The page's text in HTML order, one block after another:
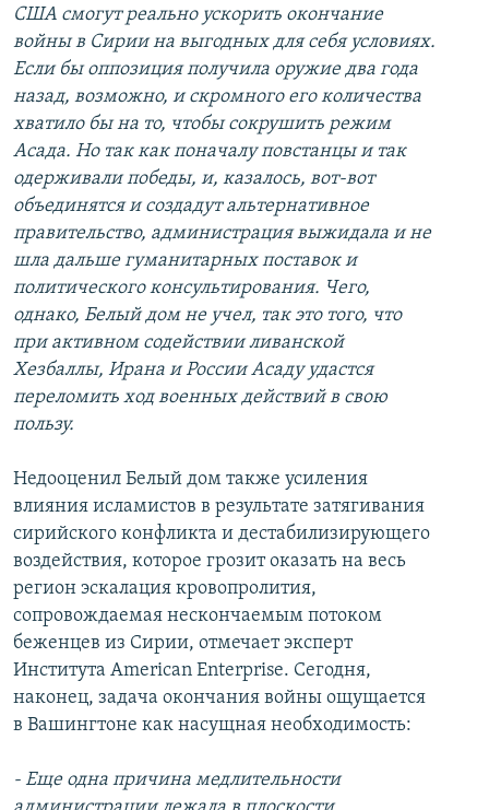
США смогут реально ускорить окончание
войны в Сирии на выгодных для себя условиях.
Если бы оппозиция получила оружие два года
назад, возможно, и скромного его количества
хватило бы на то, чтобы сокрушить режим
Асада. Но так как поначалу повстанцы и так
одерживали победы, и, казалось, вот-вот
объединятся и создадут альтернативное
правительство, администрация выжидала и не
шла дальше гуманитарных поставок и
политического консультирования. Чего,
однако, Белый дом не учел, так это того, что
при активном содействии ливанской
Хезбаллы, Ирана и России Асаду удастся
переломить ход военных действий в свою
пользу.
Недооценил Белый дом также усиления
влияния исламистов в результате затягивания
сирийского конфликта и дестабилизирующего
воздействия, которое грозит оказать на весь
регион эскалация кровопролития,
сопровождаемая нескончаемым потоком
беженцев из Сирии, отмечает эксперт
Института American Enterprise. Сегодня,
наконец, задача окончания войны ощущается
в Вашингтоне как насущная необходимость:
- Еще одна причина медлительности